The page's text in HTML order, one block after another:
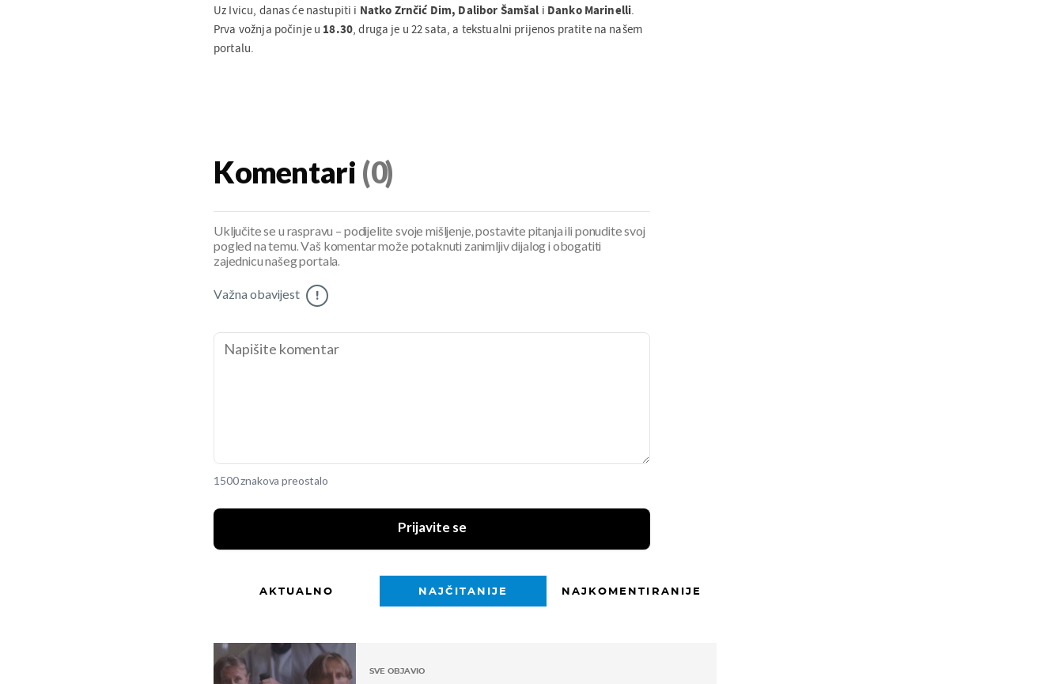
Uz Ivicu, danas će nastupiti i Natko Zrnčić Dim, Dalibor Šamšal i Danko Marinelli.
Prva vožnja počinje u 18.30, druga je u 22 sata, a tekstualni prijenos pratite na našem
portalu.
Komentari (0)
Uključite se u raspravu – podijelite svoje mišljenje, postavite pitanja ili ponudite svoj
pogled na temu. Vaš komentar može potaknuti zanimljiv dijalog i obogatiti
zajednicu našeg portala.
Važna obavijest !
1500 znakova preostalo
Prijavite se
AKTUALNO NAJČITANIJE NAJKOMENTIRANIJE
SVE OBJAVIO